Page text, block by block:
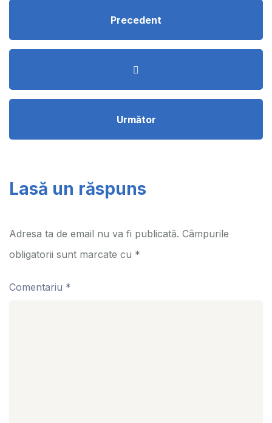
Precedent
Următor
Lasă un răspuns
Adresa ta de email nu va fi publicată. Câmpurile
obligatorii sunt marcate cu *
Comentariu *